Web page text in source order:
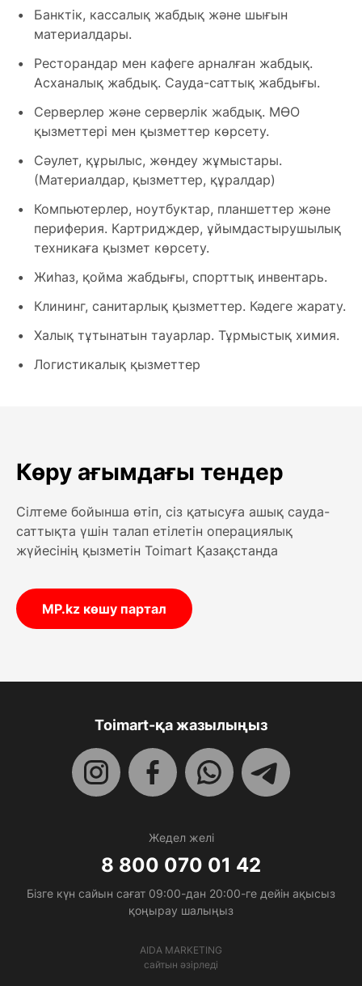
Банктік, кассалық жабдық және шығын
материалдары.
Ресторандар мен кафеге арналған жабдық.
Асханалық жабдық. Сауда-саттық жабдығы.
Серверлер және серверлік жабдық. МӨО
қызметтері мен қызметтер көрсету.
Сәулет, құрылыс, жөндеу жұмыстары.
(Материалдар, қызметтер, құралдар)
Компьютерлер, ноутбуктар, планшеттер және
периферия. Картридждер, ұйымдастырушылық
техникаға қызмет көрсету.
Жиһаз, қойма жабдығы, спорттық инвентарь.
Клининг, санитарлық қызметтер. Кәдеге жарату.
Халық тұтынатын тауарлар. Тұрмыстық химия.
Логистикалық қызметтер
Көру ағымдағы тендер
Сілтеме бойынша өтіп, сіз қатысуға ашық сауда-
саттықта үшін талап етілетін операциялық
жүйесінің қызметін Toimart Қазақстанда
MP.kz көшу партал
Toimart-қа жазылыңыз
Жедел желі
8 800 070 01 42
Бізге күн сайын сағат 09:00-дан 20:00-ге дейін ақысыз
қоңырау шалыңыз
AIDA MARKETING
сайтын әзірледі